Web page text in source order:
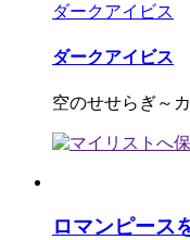
ダークアイビス
ダークアイビス
空のせせらぎ～
ロマンピース